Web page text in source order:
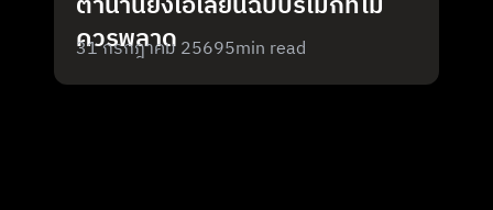
ควรพลาด
31 กรกฎาคม 25695min read